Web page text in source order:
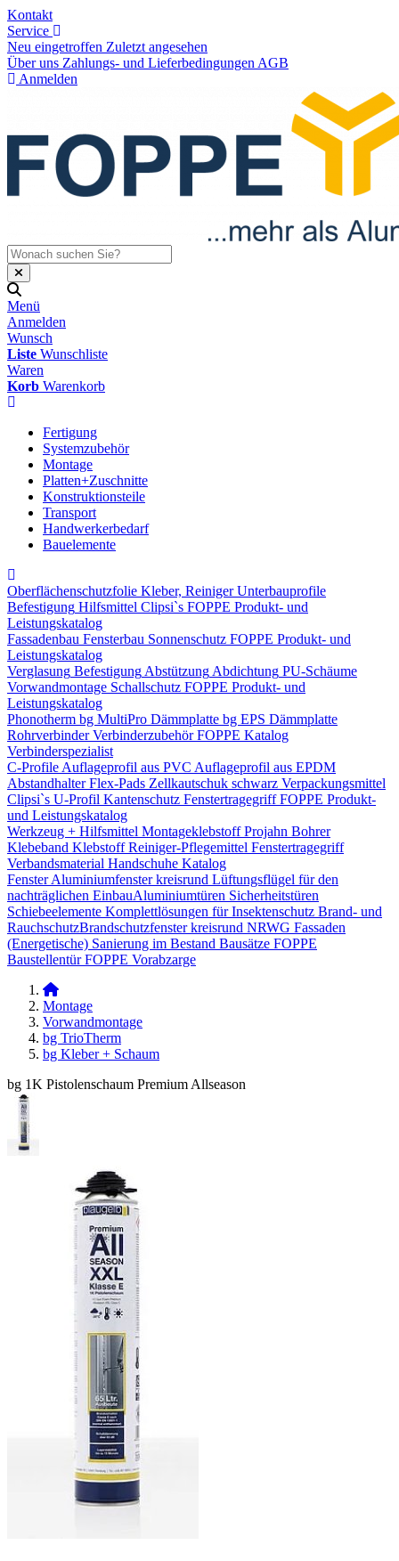
Kontakt
Service
Neu eingetroffen Zuletzt angesehen
Über uns Zahlungs- und Lieferbedingungen AGB
Anmelden
Menü
Anmelden
Wunsch
Liste Wunschliste
Waren
Korb Warenkorb
Fertigung
Systemzubehör
Montage
Platten+Zuschnitte
Konstruktionsteile
Transport
Handwerkerbedarf
Bauelemente
Oberflächenschutzfolie Kleber, Reiniger Unterbauprofile
Befestigung Hilfsmittel Clipsi`s FOPPE Produkt- und
Leistungskatalog
Fassadenbau Fensterbau Sonnenschutz FOPPE Produkt- und
Leistungskatalog
Verglasung Befestigung Abstützung Abdichtung PU-Schäume
Vorwandmontage Schallschutz FOPPE Produkt- und
Leistungskatalog
Phonotherm bg MultiPro Dämmplatte bg EPS Dämmplatte
Rohrverbinder Verbinderzubehör FOPPE Katalog
Verbinderspezialist
C-Profile Auflageprofil aus PVC Auflageprofil aus EPDM
Abstandhalter Flex-Pads Zellkautschuk schwarz Verpackungsmittel
Clipsi`s U-Profil Kantenschutz Fenstertragegriff FOPPE Produkt-
und Leistungskatalog
Werkzeug + Hilfsmittel Montageklebstoff Projahn Bohrer
Klebeband Klebstoff Reiniger-Pflegemittel Fenstertragegriff
Verbandsmaterial Handschuhe Katalog
Fenster Aluminiumfenster kreisrund Lüftungsflügel für den
nachträglichen Einbau​Aluminiumtüren Sicherheitstüren
Schiebeelemente Komplettlösungen für Insektenschutz Brand- und
Rauchschutz​Brandschutzfenster kreisrund NRWG Fassaden
(Energetische) Sanierung im Bestand Bausätze FOPPE
Baustellentür FOPPE Vorabzarge
Montage
Vorwandmontage
bg TrioTherm
bg Kleber + Schaum
bg 1K Pistolenschaum Premium Allseason